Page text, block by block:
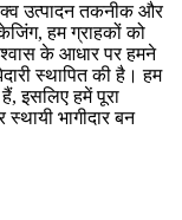
उत्पादन तकनीक और
हम ग्राहकों को
के आधार पर हमने
स्थापित की है। हम
इसलिए हमें पूरा
भागीदार बन